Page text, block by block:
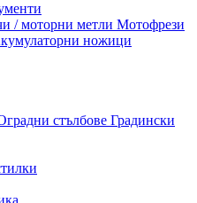
/ моторни метли Мотофрези
ножици
стълбове Градински